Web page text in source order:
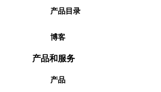
产品目录
博客
产品和服务
产品